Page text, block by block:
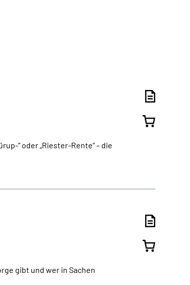
“ oder „Riester-Rente“ – die
gibt und wer in Sachen